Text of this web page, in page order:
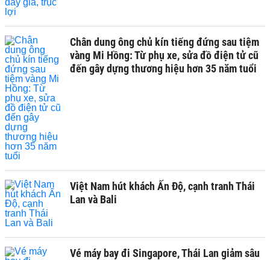
Chân dung ông chủ kín tiếng đứng sau tiệm
vàng Mi Hồng: Từ phụ xe, sửa đồ điện tử cũ
đến gây dựng thương hiệu hơn 35 năm tuổi
Việt Nam hút khách Ấn Độ, cạnh tranh Thái
Lan và Bali
Vé máy bay đi Singapore, Thái Lan giảm sâu